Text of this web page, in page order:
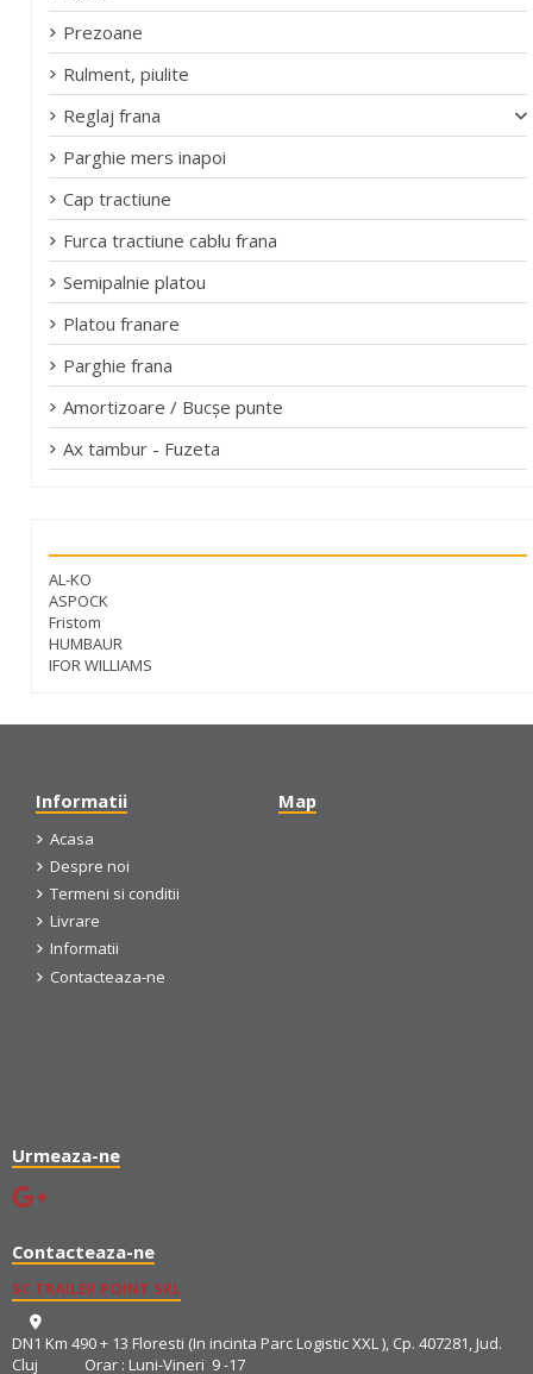
Prezoane
Rulment, piulite
Reglaj frana
Parghie mers inapoi
Cap tractiune
Furca tractiune cablu frana
Semipalnie platou
Platou franare
Parghie frana
Amortizoare / Bucșe punte
Ax tambur - Fuzeta
AL-KO
ASPOCK
Fristom
HUMBAUR
IFOR WILLIAMS
Informatii
Acasa
Despre noi
Termeni si conditii
Livrare
Informatii
Contacteaza-ne
Map
Urmeaza-ne
Contacteaza-ne
SC TRAILER POINT SRL
DN1 Km 490 + 13 Floresti (In incinta Parc Logistic XXL ), Cp. 407281, Jud.
Cluj Orar : Luni-Vineri 9 -17